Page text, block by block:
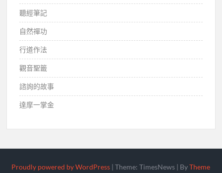
聽經筆記
自然禪功
行道作法
觀音聖籤
諮詢的故事
達摩一掌金
Proudly powered by WordPress |Theme: TimesNews | ByTheme